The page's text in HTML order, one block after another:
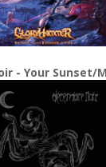
- Your Sunset/